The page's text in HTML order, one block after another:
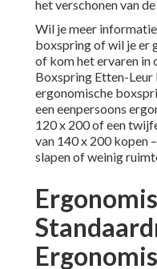
het verschonen van
Wil je meer
boxspring of wil je er
of kom het ervaren in
Boxspring Etten-Leur
ergonomische
een eenpersoons
120 x 200 of een
van 140 x 200 kopen
slapen of weinig